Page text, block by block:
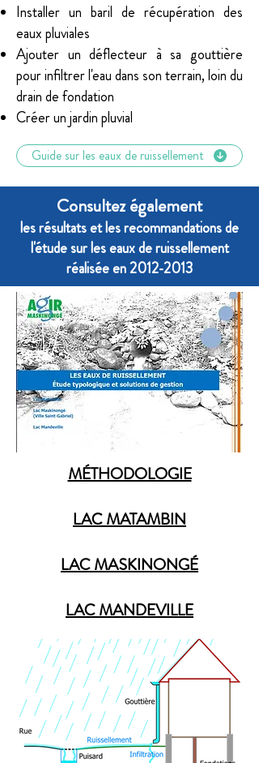
Installer un baril de récupération des
eaux pluviales
Ajouter un déflecteur à sa gouttière
pour infiltrer l'eau dans son terrain, loin du
drain de fondation
Créer un jardin pluvial
Guide sur les eaux de ruissellement
Consultez également
les résultats et les recommandations de
l'étude sur les eaux de ruissellement
réalisée en2012-2013
MÉTHODOLOGIE
LAC MATAMBIN
LAC MASKINONGÉ
LAC MANDEVILLE